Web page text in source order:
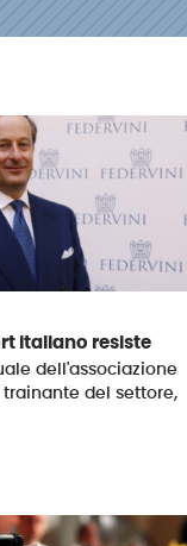
italiano resiste
dell'associazione
del settore,